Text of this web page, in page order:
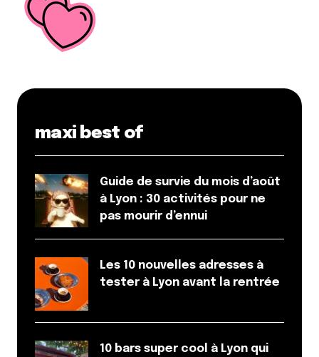
navigateur pour mon prochain commentaire.
maxi best of
Guide de survie du mois d’août
à Lyon : 30 activités pour ne
pas mourir d’ennui
Les 10 nouvelles adresses à
tester à Lyon avant la rentrée
10 bars super cool à Lyon qui